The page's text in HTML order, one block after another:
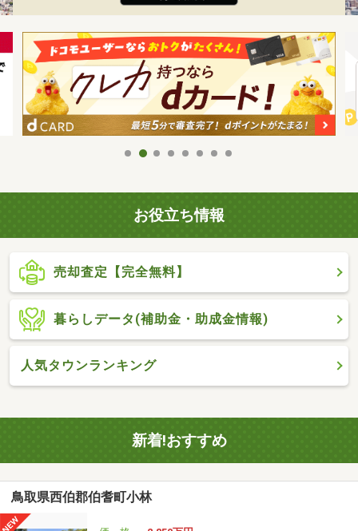
お役立ち情報
売却査定【完全無料】
暮らしデータ(補助金・助成金情報)
人気タウンランキング
新着!おすすめ
鳥取県西伯郡伯耆町小林